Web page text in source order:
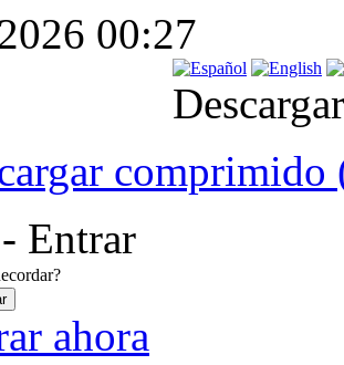
00:27
comprimido
Entrar
ahora